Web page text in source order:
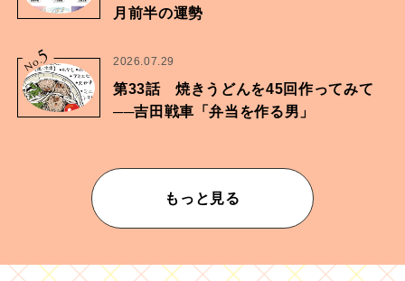
月前半の運勢
No.
5 2026.07.29
第33話 焼きうどんを45回作ってみて
──吉田戦車「弁当を作る男」
もっと見る